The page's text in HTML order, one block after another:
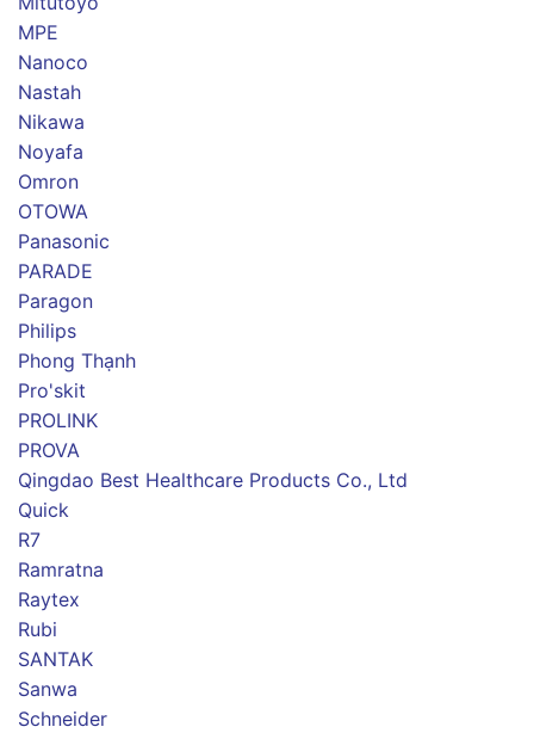
MPE
Nanoco
Nastah
Nikawa
Noyafa
Omron
OTOWA
Panasonic
PARADE
Paragon
Philips
Phong Thạnh
Pro'skit
PROLINK
PROVA
Qingdao Best Healthcare Products Co., Ltd
Quick
R7
Ramratna
Raytex
Rubi
SANTAK
Sanwa
Schneider